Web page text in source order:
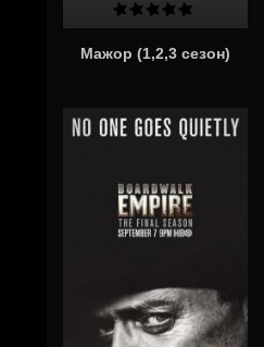
Мажор (1,2,3 сезон)